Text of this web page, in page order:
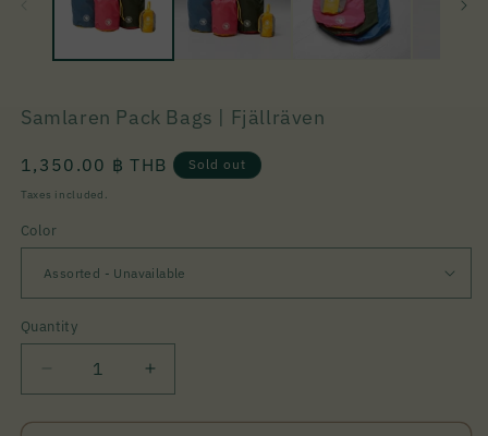
Samlaren Pack Bags | Fjällräven
Regular
price
1,350.00 ฿ THB Sold out
Taxes included.
Color
Quantity
Quantity
Decrease
quantity
for
Increase
quantity
for